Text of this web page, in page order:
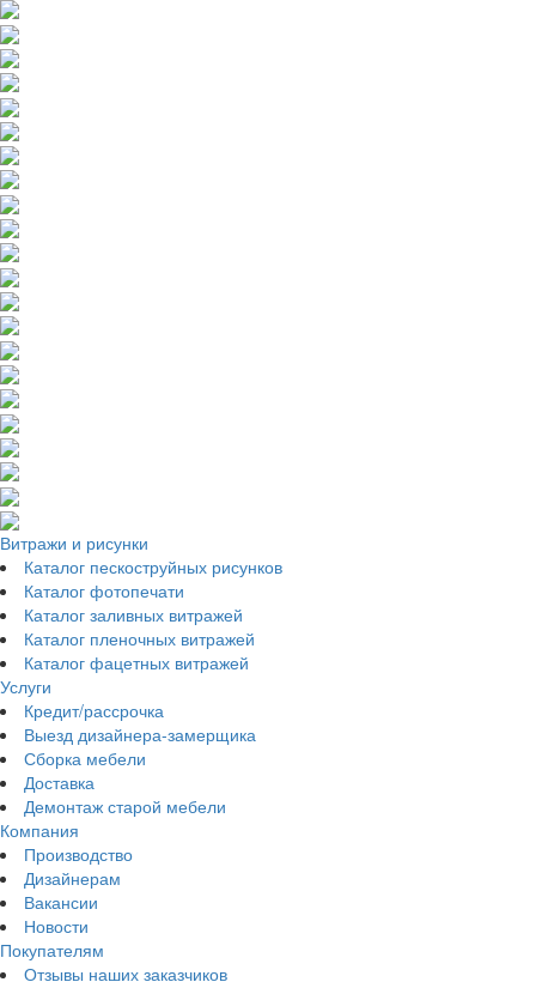
Витражи и рисунки
Каталог пескоструйных рисунков
Каталог фотопечати
Каталог заливных витражей
Каталог пленочных витражей
Каталог фацетных витражей
Услуги
Кредит/рассрочка
Выезд дизайнера-замерщика
Сборка мебели
Доставка
Демонтаж старой мебели
Компания
Производство
Дизайнерам
Вакансии
Новости
Покупателям
Отзывы наших заказчиков